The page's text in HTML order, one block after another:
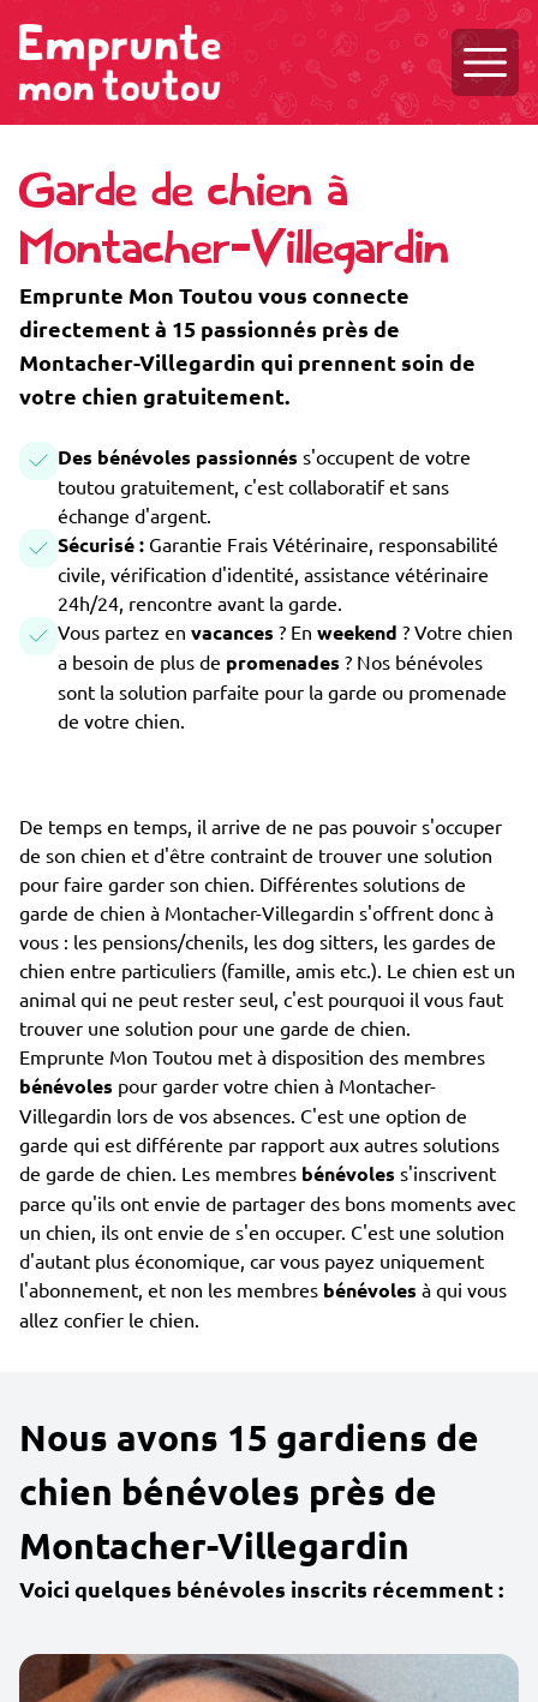
Garde de chien à
Montacher-Villegardin
Emprunte Mon Toutou vous connecte
directement à 15 passionnés près de
Montacher-Villegardin qui prennent soin de
votre chien gratuitement.
Des bénévoles passionnés s'occupent de votre
toutou gratuitement, c'est collaboratif et sans
échange d'argent.
Sécurisé : Garantie Frais Vétérinaire, responsabilité
civile, vérification d'identité, assistance vétérinaire
24h/24, rencontre avant la garde.
Vous partez en vacances ? En weekend ? Votre chien
a besoin de plus de promenades ? Nos bénévoles
sont la solution parfaite pour la garde ou promenade
de votre chien.
De temps en temps, il arrive de ne pas pouvoir s'occuper
de son chien et d'être contraint de trouver une solution
pour faire garder son chien. Différentes solutions de
garde de chien à Montacher-Villegardin s'offrent donc à
vous : les pensions/chenils, les dog sitters, les gardes de
chien entre particuliers (famille, amis etc.). Le chien est un
animal qui ne peut rester seul, c'est pourquoi il vous faut
trouver une solution pour une garde de chien.
Emprunte Mon Toutou met à disposition des membres
bénévoles pour garder votre chien à Montacher-
Villegardin lors de vos absences. C'est une option de
garde qui est différente par rapport aux autres solutions
de garde de chien. Les membres bénévoles s'inscrivent
parce qu'ils ont envie de partager des bons moments avec
un chien, ils ont envie de s'en occuper. C'est une solution
d'autant plus économique, car vous payez uniquement
l'abonnement, et non les membres bénévoles à qui vous
allez confier le chien.
Nous avons 15 gardiens de
chien bénévoles près de
Montacher-Villegardin
Voici quelques bénévoles inscrits récemment :